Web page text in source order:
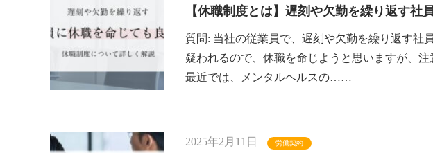
【休職制度とは】遅刻や欠勤を繰り返す社
質問: 当社の従業員で、遅刻や欠勤を繰り返す社
疑われるので、休職を命じようと思いますが、
最近では、メンタルヘルスの……
2025年2月11日 労働契約